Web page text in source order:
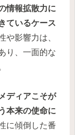
情報拡散力に
ているケース
や影響力は、
り、一面的な
ディアこそが
本来の使命に
に傾倒した番